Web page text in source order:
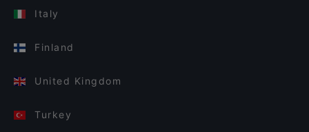
Italy
Finland
United Kingdom
Turkey